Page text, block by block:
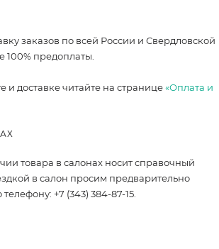
заказов по всей России и Свердловской
100% предоплаты.
и доставке читайте на странице«Оплата и
товара в салонах носит справочный
в салон просим предварительно
+7 (343) 384-87-15.